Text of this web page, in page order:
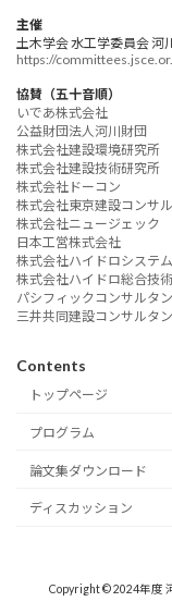
主催
土木学会 水工学委員会 河
https://
協賛（五十音順）
いであ株式会社
公益財団法人河川財団
株式会社建設環境研究所
株式会社建設技術研究所
株式会社ドーコン
株式会社東京建設コンサ
株式会社ニュージェック
日本工営株式会社
株式会社ハイドロシステ
株式会社ハイドロ総合技
パシフィックコンサルタ
三井共同建設コンサルタ
Contents
トップページ
プログラム
論文集ダウンロード
ディスカッション
Copyright © 2024年度